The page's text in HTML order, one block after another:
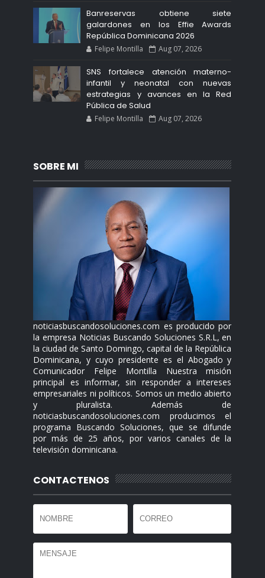
Banreservas obtiene siete
galardones en los Effie Awards
República Dominicana 2026
Felipe Montilla Aug 07, 2026
SNS fortalece atención materno-
infantil y neonatal con nuevas
estrategias y avances en la Red
Pública de Salud
Felipe Montilla Aug 07, 2026
SOBRE MI
noticiasbuscandosoluciones.com es producido por
la empresa Noticias Buscando Soluciones S.R.L, en
la ciudad de Santo Domingo, capital de la República
Dominicana, y cuyo presidente es el Abogado y
Comunicador Felipe Montilla Nuestra misión
principal es informar, sin responder a intereses
empresariales ni políticos. Somos un medio abierto
y pluralista. Además de
noticiasbuscandosoluciones.com producimos el
programa Buscando Soluciones, que se difunde
por más de 25 años, por varios canales de la
televisión dominicana.
CONTACTENOS